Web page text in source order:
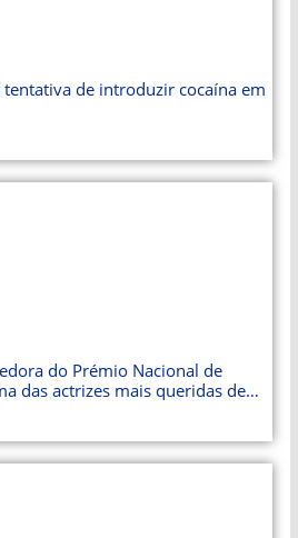
de introduzir cocaína em
do Prémio Nacional de
das actrizes mais queridas de